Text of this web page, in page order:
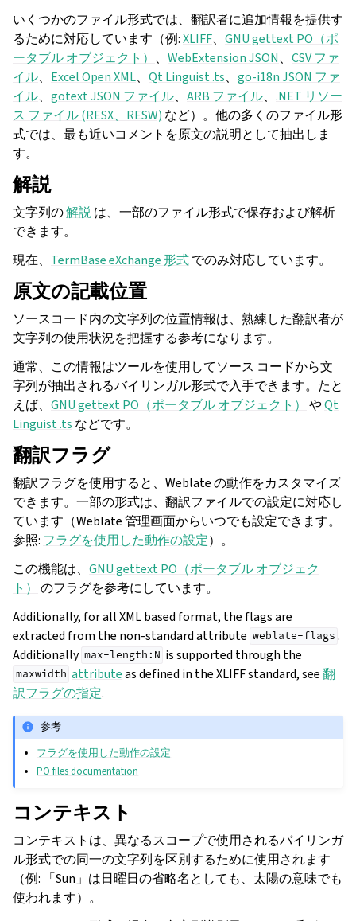
いくつかのファイル形式では、翻訳者に追加情報を提供す
るために対応しています（例:XLIFF、 GNU gettext PO（ポ
ータブル オブジェクト） 、 WebExtension JSON、 CSV ファ
イル、 Excel Open XML、 Qt Linguist .ts、 go-i18n JSON ファ
イル、 gotext JSON ファイル、 ARB ファイル、 .NET リソー
ス ファイル (RESX、RESW) など）。他の多くのファイル形
式では、最も近いコメントを原文の説明として抽出しま
す。
解説
文字列の解説は、一部のファイル形式で保存および解析
できます。
現在、 TermBase eXchange 形式でのみ対応しています。
原文の記載位置
ソースコード内の文字列の位置情報は、熟練した翻訳者が
文字列の使用状況を把握する参考になります。
通常、この情報はツールを使用してソース コードから文
字列が抽出されるバイリンガル形式で入手できます。たと
えば、 GNU gettext PO（ポータブル オブジェクト） やQt
Linguist .ts などです。
翻訳フラグ
翻訳フラグを使用すると、Weblate の動作をカスタマイズ
できます。一部の形式は、翻訳ファイルでの設定に対応し
ています（Weblate 管理画面からいつでも設定できます。
参照: フラグを使用した動作の設定）。
この機能は、 GNU gettext PO（ポータブル オブジェク
ト）
のフラグを参考にしています。
Additionally, for all XML based format, the flags are
extracted from the non-standard attribute weblate-flags .
Additionally max-length:N is supported through the
maxwidth attributeas defined in the XLIFF standard, see翻
訳フラグの指定.
参考
フラグを使用した動作の設定
PO files documentation
コンテキスト
コンテキストは、異なるスコープで使用されるバイリンガ
ル形式での同一の文字列を区別するために使用されます
（例: 「Sun」は日曜日の省略名としても、太陽の意味でも
使われます）。